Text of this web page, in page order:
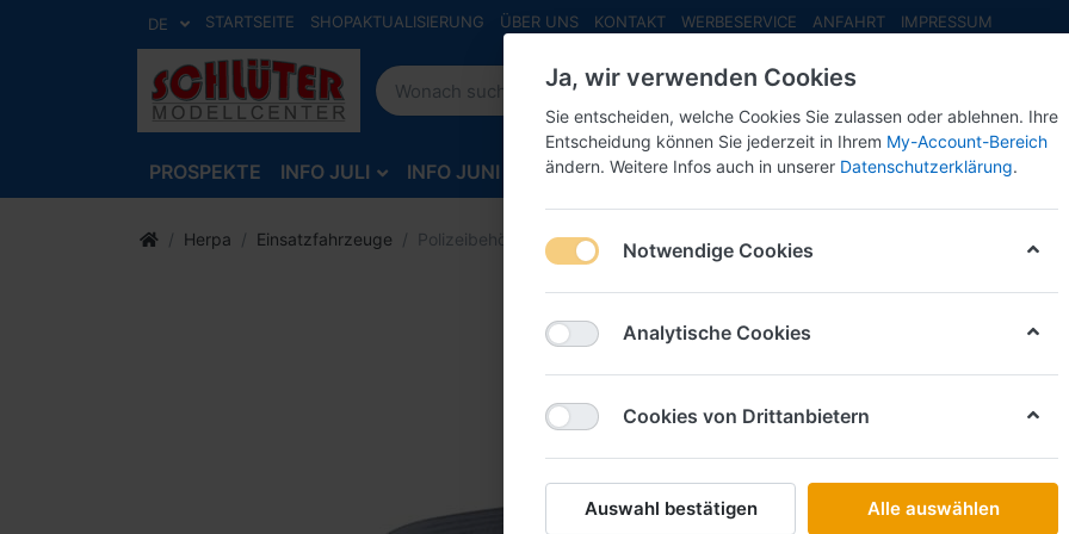
DE STARTSEITE SHOPAKTUALISIERUNG ÜBER UNS KONTAKT WERBESERVICE ANFAHRT IMPRESSUM
PROSPEKTE INFO JULI INFO JUNI INFO MAI NEU EINGETROFFEN NEUHEITEN
Herpa Einsatzfahrzeuge Polizeibehörde Plauen, VW Multivan
Herpa
Multivan
22,50
Ja, wir verwenden Cookies
Sie entscheiden, welche Cookies Sie zulassen oder ablehnen. Ihre
Entscheidung können Sie jederzeit in Ihrem My-Account-Bereich
ändern. Weitere Infos auch in unserer Datenschutzerklärung.
Notwendige Cookies
Analytische Cookies
Cookies von Drittanbietern
Auswahl bestätigen Alle auswählen